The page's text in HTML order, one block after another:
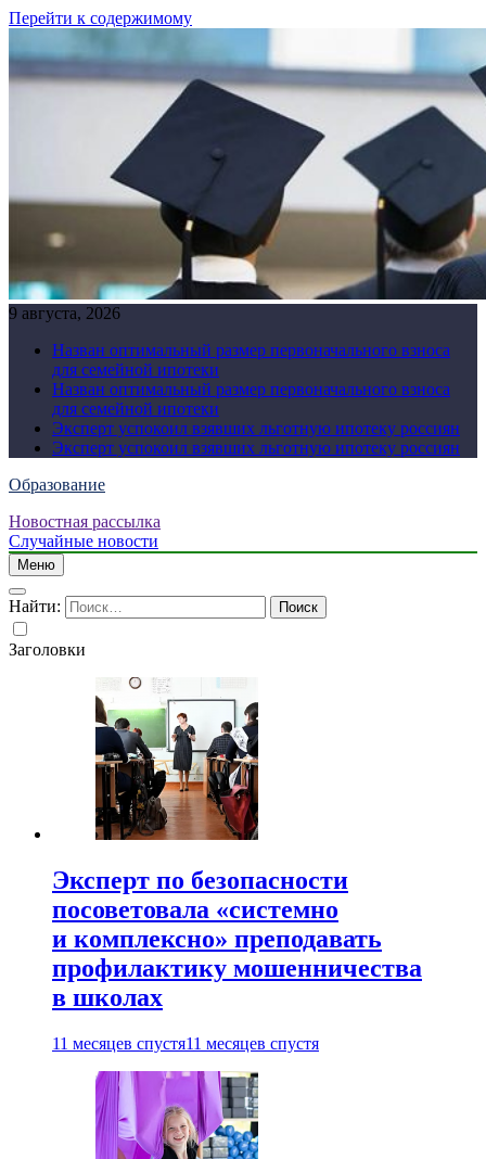
Перейти к содержимому
9 августа, 2026
Назван оптимальный размер первоначального взноса
для семейной ипотеки
Назван оптимальный размер первоначального взноса
для семейной ипотеки
Эксперт успокоил взявших льготную ипотеку россиян
Эксперт успокоил взявших льготную ипотеку россиян
Образование
Новостная рассылка
Случайные новости
Меню
Найти:
Заголовки
Эксперт по безопасности
посоветовала «системно
и комплексно» преподавать
профилактику мошенничества
в школах
11 месяцев спустя11 месяцев спустя